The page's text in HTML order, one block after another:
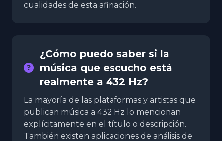
cualidades de esta afinación.
¿Cómo puedo saber si la
música que escucho está
realmente a 432 Hz?
La mayoría de las plataformas y artistas que
publican música a 432 Hz lo mencionan
explícitamente en el título o descripción.
También existen aplicaciones de análisis de